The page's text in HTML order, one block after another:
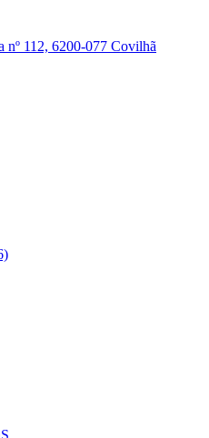
nº 112, 6200-077 Covilhã